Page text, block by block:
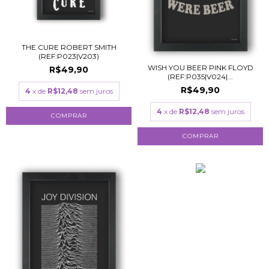
THE CURE ROBERT SMITH
(REF:P023|V203)
R$49,90
4 x de R$12,48 sem juros
COMPRAR
WISH YOU BEER PINK FLOYD
(REF:P035|V024|...
R$49,90
4 x de R$12,48 sem juros
COMPRAR